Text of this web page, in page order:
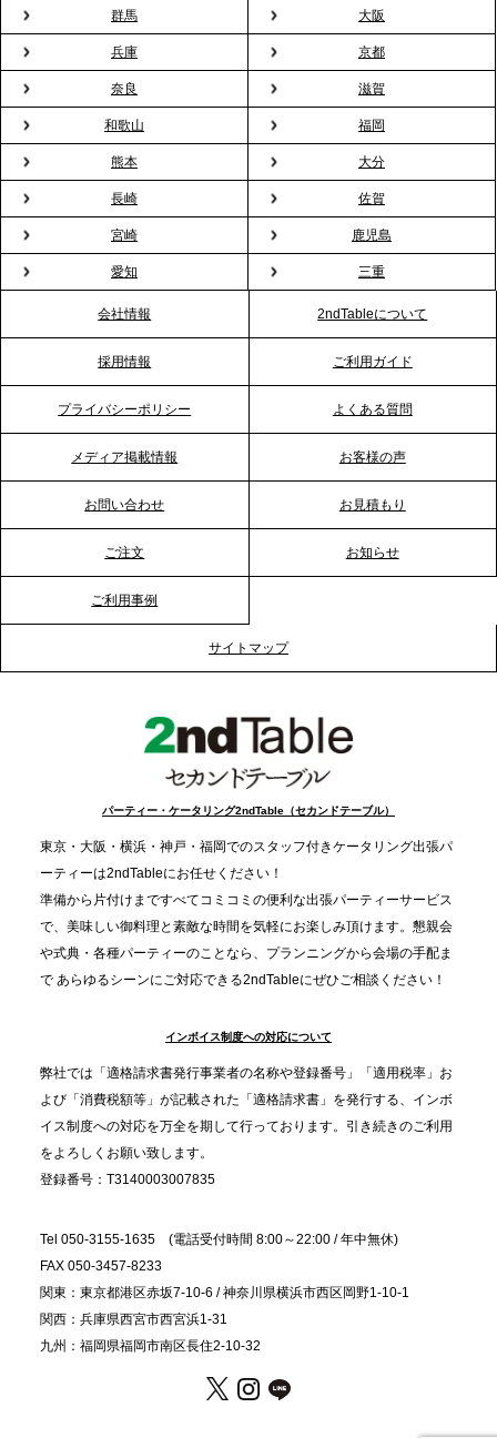
2026.2.13
プレスリリースのご案内｜オフィスが「１日限定の
バー」に！福利厚生・社内交流を格上げする《出張
バーテンダー》サービスを開始
2026.1.26
プレスリリースのご案内｜もう「義理チョコ」で悩
まない。職場のバレンタインをケータリングで“福利
厚生”化。採用にも効く新スタイルを提案
2026.1.23
RKB毎日放送「RKB NEWS」で、2ndTable「恵方
巻きケータリング」が紹介されました
2026.1.20
る？「恵方巻きケータリング」で、社内コミュニケ
ーションを活性化
2025.12.12
事提供を実施へ
TBS「Nスタ」で、2ndTable「1DISH」が紹介され
2025.11.21
プレスリリースのご案内｜忘年会は“移動時間ゼロ
分”の時代へ。法人注文が前年比5倍に伸びた「宅配
オードブル」が提案する、新しい乾杯文化
プレスリリースのご案内｜職場で完結する“忘年会・
納会ケータリング”が人気。幹事負担を軽減し、社内
コミュニケーションを促進
群馬 大阪
兵庫 京都
奈良 滋賀
和歌山 福岡
熊本 大分
長崎 佐賀
宮崎 鹿児島
愛知 三重
会社情報 2ndTableについて
採用情報 ご利用ガイド
プライバシーポリシー よくある質問
メディア掲載情報 お客様の声
お問い合わせ お見積もり
ご注文 お知らせ
ご利用事例
サイトマップ
パーティー・ケータリング2ndTable（セカンドテーブル）
東京・大阪・横浜・神戸・福岡でのスタッフ付きケータリング出張パ
ーティーは2ndTableにお任せください！
準備から片付けまですべてコミコミの便利な出張パーティーサービス
で、美味しい御料理と素敵な時間を気軽にお楽しみ頂けます。懇親会
や式典・各種パーティーのことなら、プランニングから会場の手配ま
で あらゆるシーンにご対応できる2ndTableにぜひご相談ください！
インボイス制度への対応について
弊社では「適格請求書発行事業者の名称や登録番号」「適用税率」お
よび「消費税額等」が記載された「適格請求書」を発行する、インボ
イス制度への対応を万全を期して行っております。引き続きのご利用
をよろしくお願い致します。
登録番号：T3140003007835
Tel 050-3155-1635 (電話受付時間 8:00～22:00 / 年中無休)
FAX 050-3457-8233
関東：東京都港区赤坂7-10-6 / 神奈川県横浜市西区岡野1-10-1
関西：兵庫県西宮市西宮浜1-31
九州：福岡県福岡市南区長住2-10-32